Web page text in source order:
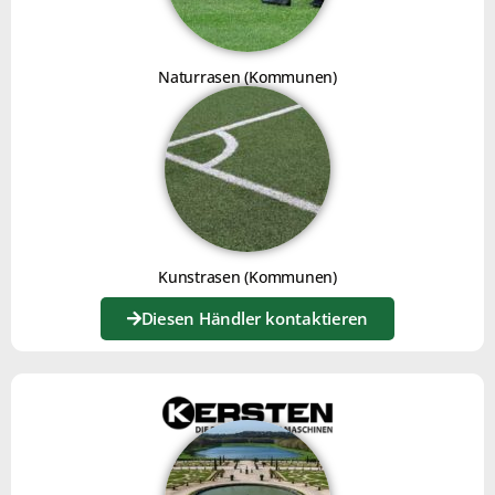
Die Schlüssel zu einer gepflegten mineralischen
Oberfläche Die Unkrautbekämpfungsmethode für
mineralische Oberflächen mit geringer Korngröße (0-10
mm) Abspielzeit: 1 Min. 32 Der Basis-Joker kann in
EMILIE PÉQUIGNOT 24. NOVEMBER 2020
Naturrasen (Kommunen)
Kunstrasen (Kommunen)
Diesen Händler kontaktieren